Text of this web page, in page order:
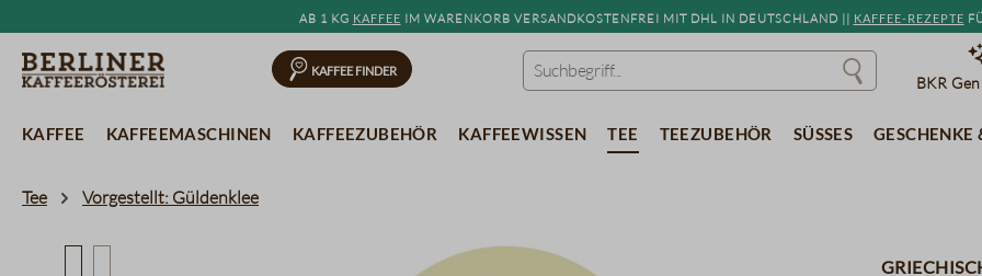
Zur Hauptnavigation springenAb 1 kg Kaffee im Warenkorb versandkostenfrei mit DHL in Deutschland || Kaffee-Rezepte
Kaffee Finder
BKR
Kaffee Kaffeemaschinen Kaffeezubehör Kaffeewissen Tee Teezubehör Süßes Geschenke
Tee Vorgestellt: Güldenklee